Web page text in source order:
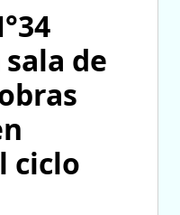
de
ciclo